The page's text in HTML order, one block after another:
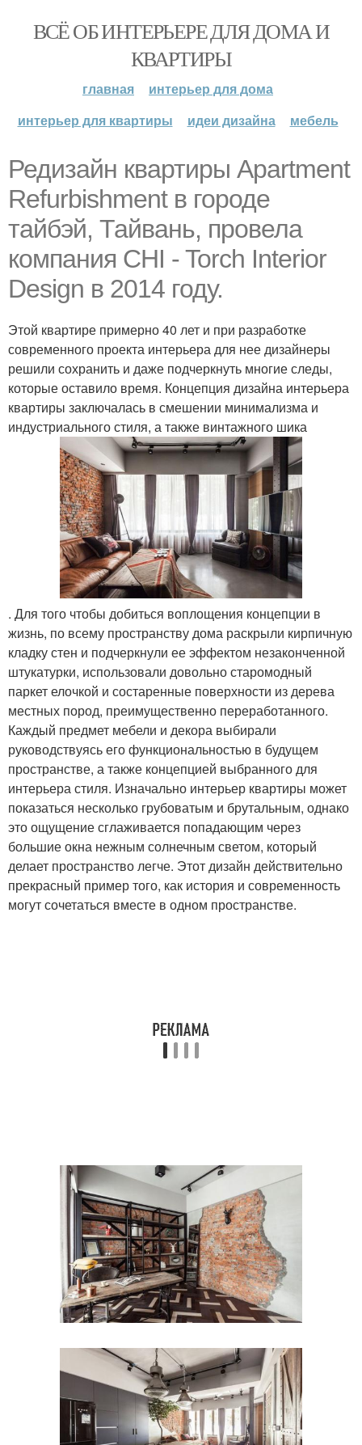
ВСЁ ОБ ИНТЕРЬЕРЕ ДЛЯ ДОМА И
КВАРТИРЫ
главная
интерьер для дома
интерьер для квартиры
идеи дизайна мебель
Редизайн квартиры Apartment
Refurbishment в городе
тайбэй, Тайвань, провела
компания CHI - Torch Interior
Design в 2014 году.
Этой квартире примерно 40 лет и при разработке
современного проекта интерьера для нее дизайнеры
решили сохранить и даже подчеркнуть многие следы,
которые оставило время. Концепция дизайна интерьера
квартиры заключалась в смешении минимализма и
индустриального стиля, а также винтажного шика
. Для того чтобы добиться воплощения концепции в
жизнь, по всему пространству дома раскрыли кирпичную
кладку стен и подчеркнули ее эффектом незаконченной
штукатурки, использовали довольно старомодный
паркет елочкой и состаренные поверхности из дерева
местных пород, преимущественно переработанного.
Каждый предмет мебели и декора выбирали
руководствуясь его функциональностью в будущем
пространстве, а также концепцией выбранного для
интерьера стиля. Изначально интерьер квартиры может
показаться несколько грубоватым и брутальным, однако
это ощущение сглаживается попадающим через
большие окна нежным солнечным светом, который
делает пространство легче. Этот дизайн действительно
прекрасный пример того, как история и современность
могут сочетаться вместе в одном пространстве.